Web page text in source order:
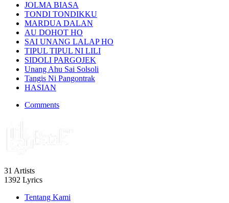
JOLMA BIASA
TONDI TONDIKKU
MARDUA DALAN
AU DOHOT HO
SAI UNANG LALAP HO
TIPUL TIPUL NI LILI
SIDOLI PARGOJEK
Unang Ahu Sai Solsoli
Tangis Ni Pangontrak
HASIAN
Comments
31 Artists
1392 Lyrics
Tentang Kami